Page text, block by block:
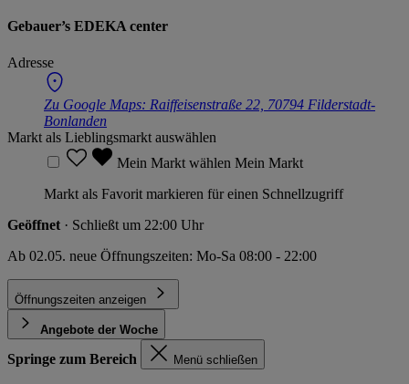
Gebauer’s EDEKA center
Adresse
Zu Google Maps: Raiffeisenstraße 22, 70794 Filderstadt-
Bonlanden
Markt als Lieblingsmarkt auswählen
Mein Markt wählen Mein Markt
Markt als Favorit markieren für einen Schnellzugriff
Geöffnet · Schließt um 22:00 Uhr
Ab 02.05. neue Öffnungszeiten: Mo-Sa 08:00 - 22:00
Öffnungszeiten anzeigen
Angebote der Woche
Springe zum Bereich Menü schließen